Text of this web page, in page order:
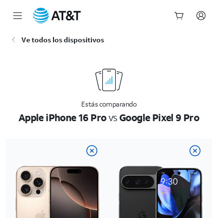
Ve todos los dispositivos
Estás comparando
Apple iPhone 16 ProvsGoogle Pixel 9 Pro